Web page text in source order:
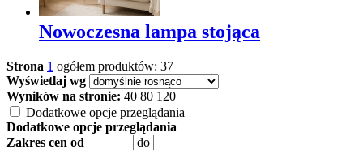
Nowoczesna lampa stojąca
Strona 1 ogółem produktów: 37
Wyświetlaj wg
Wyników na stronie: 40 80 120
Dodatkowe opcje przeglądania
Dodatkowe opcje przeglądania
Zakres cen od
do